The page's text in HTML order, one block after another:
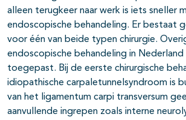
alleen terugkeer naar werk is iets sneller
endoscopische behandeling. Er bestaat
voor één van beide typen chirurgie.
endoscopische behandeling in Nederland
toegepast. Bij de eerste chirurgische
idiopathische carpaletunnelsyndroom is
van het ligamentum carpi transversum
aanvullende ingrepen zoals interne